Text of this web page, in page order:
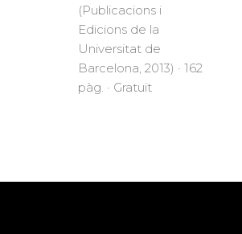
(Publicacions i
Edicions de la
Universitat de
Barcelona, 2013) · 162
pàg. · Gratuït